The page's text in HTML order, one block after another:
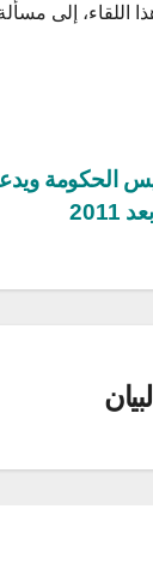
اللقاء، إلى
الحكومة
البيان